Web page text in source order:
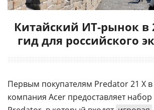
Китайский ИТ-рынок в
гид для российского
Первым покупателям Predator 21 X
компания Acer предоставляет набор